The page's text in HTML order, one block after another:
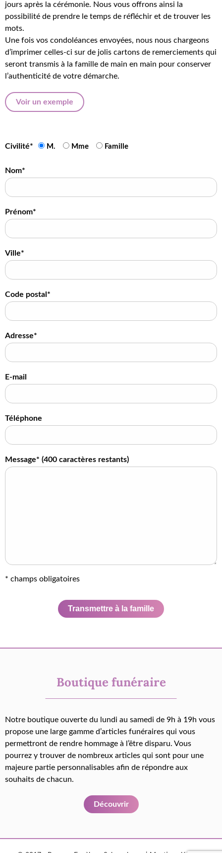
jours après la cérémonie. Nous vous offrons ainsi la
possibilité de prendre le temps de réfléchir et de trouver les
mots.
Une fois vos condoléances envoyées, nous nous chargeons
d’imprimer celles-ci sur de jolis cartons de remerciements qui
seront transmis à la famille de main en main pour conserver
l’authenticité de votre démarche.
Voir un exemple
Civilité* M. Mme Famille
Nom*
Prénom*
Ville*
Code postal*
Adresse*
E-mail
Téléphone
Message* (400 caractères restants)
* champs obligatoires
Transmettre à la famille
Boutique funéraire
Notre boutique ouverte du lundi au samedi de 9h à 19h vous
propose une large gamme d’articles funéraires qui vous
permettront de rendre hommage à l’être disparu. Vous
pourrez y trouver de nombreux articles qui sont pour une
majeure partie personnalisables afin de répondre aux
souhaits de chacun.
Découvrir